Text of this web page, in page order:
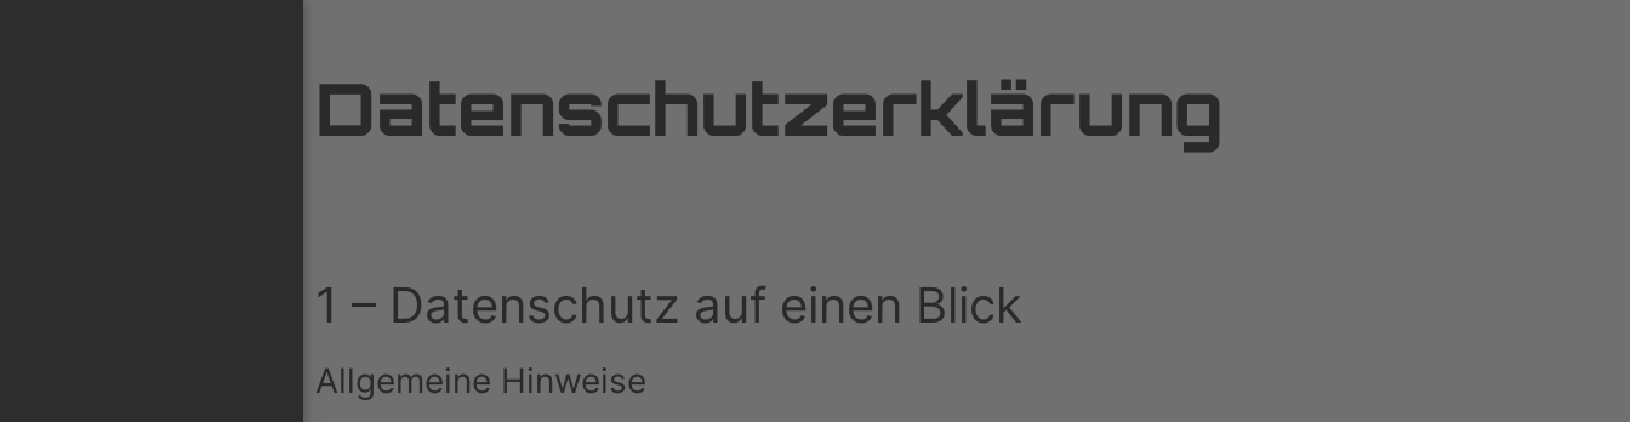
Datenschutzerklärung
1 – Datenschutz auf einen Blick
Allgemeine Hinweise